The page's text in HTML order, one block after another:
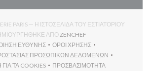
PARIS — Η ΙΣΤΟΣΕΛΊΔΑ ΤΟΥ ΕΣΤΙΑΤΟΡΊΟΥ
ΑΠΌZENCHEF((ΑΝΟΊΓΕΙ ΣΕ ΝΈΟ
ΕΥΘΎΝΗΣ
((ΑΝΟΊΓΕΙ ΣΕ ΝΈΟ ΠΑΡΆΘΥΡΟ))
ΌΡΟΙ ΧΡΉΣΗΣ
((ΑΝΟΊΓΕΙ ΣΕ ΝΈΟ
ΠΡΟΣΩΠΙΚΏΝ ΔΕΔΟΜΈΝΩΝ
((ΑΝΟΊΓΕΙ ΣΕ ΝΈΟ ΠΑΡΆΘΥΡΟ))
ΤΑ COOKIES
ΠΡΟΣΒΑΣΙΜΌΤΗΤΑ